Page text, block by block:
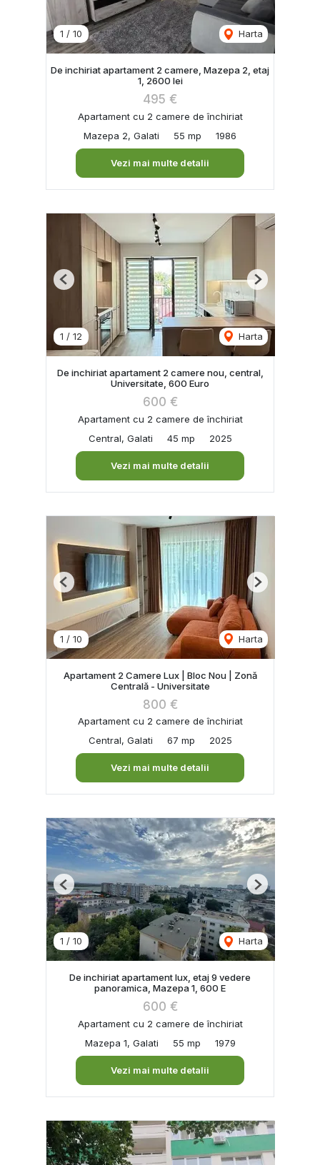
1 / 10 Harta
De inchiriat apartament 2 camere, Mazepa 2, etaj
1, 2600 lei
495 €
Apartament cu 2 camere de închiriat
Mazepa 2, Galati
55 mp 1986
Vezi mai multe detalii
1 / 12 Harta
Previous Next
De inchiriat apartament 2 camere nou, central,
Universitate, 600 Euro
600 €
Apartament cu 2 camere de închiriat
Central, Galati
45 mp 2025
Vezi mai multe detalii
1 / 10 Harta
Previous Next
Apartament 2 Camere Lux | Bloc Nou | Zonă
Centrală - Universitate
800 €
Apartament cu 2 camere de închiriat
Central, Galati
67 mp 2025
Vezi mai multe detalii
1 / 10 Harta
Previous Next
De inchiriat apartament lux, etaj 9 vedere
panoramica, Mazepa 1, 600 E
600 €
Apartament cu 2 camere de închiriat
Mazepa 1, Galati
55 mp 1979
Vezi mai multe detalii